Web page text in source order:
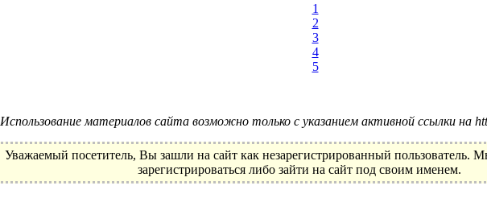
1
2
3
4
5
Использование материалов сайта возможно только с указанием активной ссылки на
Уважаемый посетитель, Вы зашли на сайт как незарегистрированный пользователь.
зарегистрироваться либо зайти на сайт под своим именем.